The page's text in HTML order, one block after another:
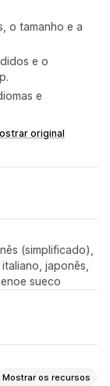
o tamanho e a
e o
e
original
(simplificado),
japonês,
sueco
Mostrar os recursos